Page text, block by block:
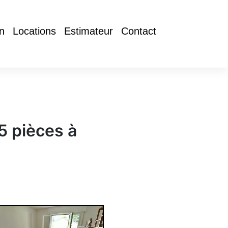
Locations Estimateur Contact
pièces à